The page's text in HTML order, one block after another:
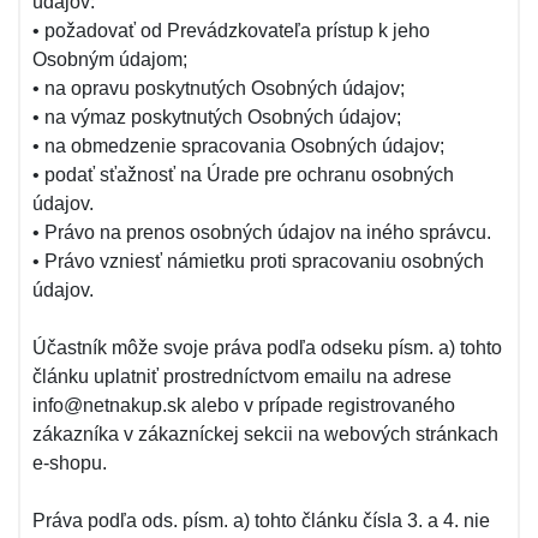
• požadovať od Prevádzkovateľa prístup k jeho
Osobným údajom;
• na opravu poskytnutých Osobných údajov;
• na výmaz poskytnutých Osobných údajov;
• na obmedzenie spracovania Osobných údajov;
• podať sťažnosť na Úrade pre ochranu osobných
údajov.
• Právo na prenos osobných údajov na iného správcu.
• Právo vzniesť námietku proti spracovaniu osobných
údajov.
Účastník môže svoje práva podľa odseku písm. a) tohto
článku uplatniť prostredníctvom emailu na adrese
info@netnakup.sk alebo v prípade registrovaného
zákazníka v zákazníckej sekcii na webových stránkach
e-shopu.
Práva podľa ods. písm. a) tohto článku čísla 3. a 4. nie